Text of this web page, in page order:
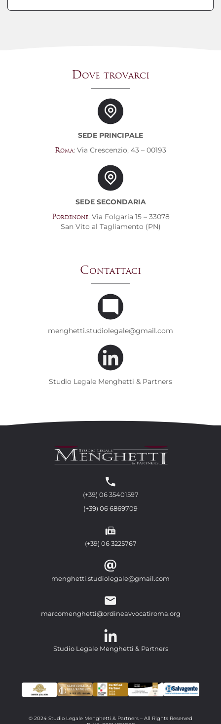
Dove trovarci
SEDE PRINCIPALE
Roma: Via Crescenzio, 43 – 00193
SEDE SECONDARIA
Pordenone: Via Folgaria 15 – 33078
San Vito al Tagliamento (PN)
Contattaci
menghetti.studiolegale@gmail.com
Studio Legale Menghetti & Partners
(+39) 06 35401597
(+39) 06 6869709
(+39) 06 3225767
menghetti.studiolegale@gmail.com
marcomenghetti@ordineavvocatiroma.org
Studio Legale Menghetti & Partners
© 2024 Studio Legale Menghetti & Partners – All Rights Reserved